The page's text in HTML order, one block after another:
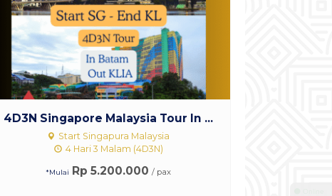
4D3N Singapore Malaysia Tour In ...
Start Singapura Malaysia
4 Hari 3 Malam (4D3N)
*Mulai Rp 5.200.000 / pax